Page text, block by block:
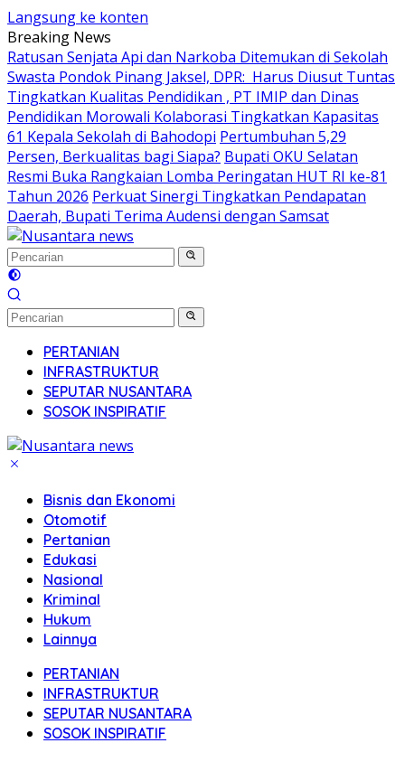
Langsung ke konten
Breaking News
Ratusan Senjata Api dan Narkoba Ditemukan di Sekolah
Swasta Pondok Pinang Jaksel, DPR: Harus Diusut Tuntas
Tingkatkan Kualitas Pendidikan , PT IMIP dan Dinas
Pendidikan Morowali Kolaborasi Tingkatkan Kapasitas
61 Kepala Sekolah di Bahodopi Pertumbuhan 5,29
Persen, Berkualitas bagi Siapa? Bupati OKU Selatan
Resmi Buka Rangkaian Lomba Peringatan HUT RI ke-81
Tahun 2026 Perkuat Sinergi Tingkatkan Pendapatan
Daerah, Bupati Terima Audensi dengan Samsat
PERTANIAN
INFRASTRUKTUR
SEPUTAR NUSANTARA
SOSOK INSPIRATIF
Bisnis dan Ekonomi
Otomotif
Pertanian
Edukasi
Nasional
Kriminal
Hukum
Lainnya
PERTANIAN
INFRASTRUKTUR
SEPUTAR NUSANTARA
SOSOK INSPIRATIF